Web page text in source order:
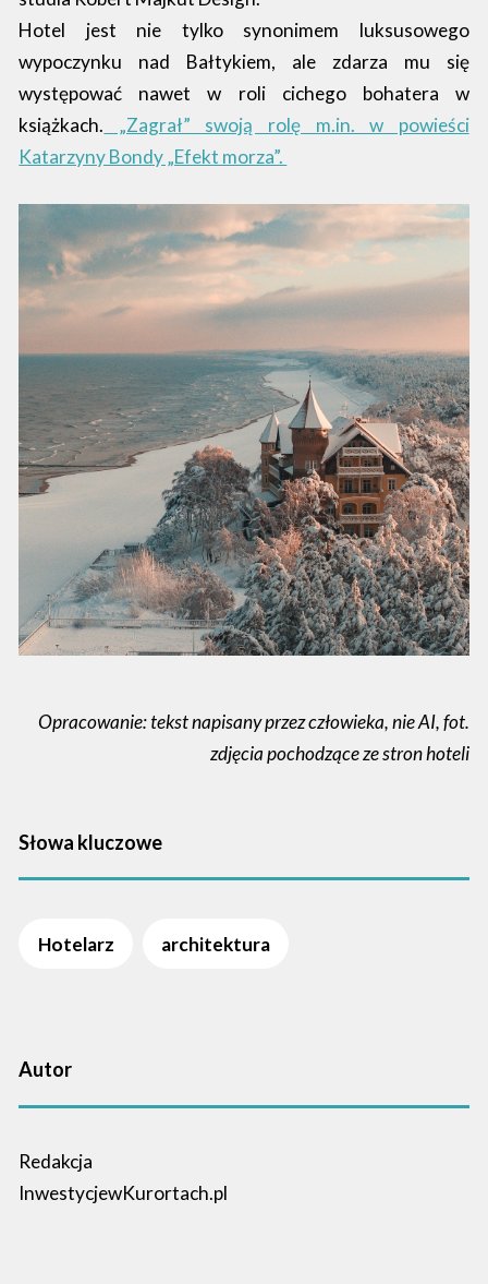
Hotel jest nie tylko synonimem luksusowego
wypoczynku nad Bałtykiem, ale zdarza mu się
występować nawet w roli cichego bohatera w
książkach. „Zagrał” swoją rolę m.in. w powieści
Katarzyny Bondy „Efekt morza”.
Opracowanie: tekst napisany przez człowieka, nie AI, fot.
zdjęcia pochodzące ze stron hoteli
Słowa kluczowe
Hotelarz architektura
Autor
Redakcja
InwestycjewKurortach.pl